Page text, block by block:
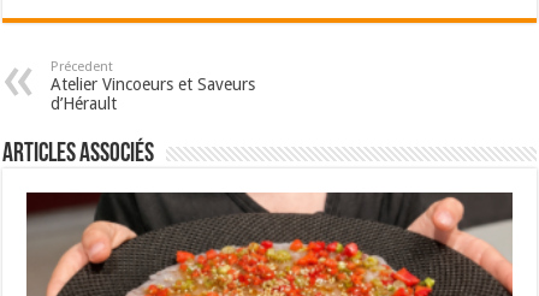
Précedent
Atelier Vincoeurs et Saveurs
d’Hérault
Articles associés